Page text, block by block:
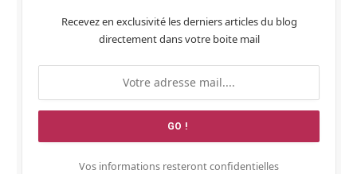
Recevez en exclusivité les derniers articles du blog
directement dans votre boite mail
Vos informations resteront confidentielles